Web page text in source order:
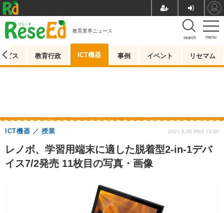
menu
search
教育業界ニュース
ビス 教育行政 ICT機器 事例 イベント リセマム
レノボ、学習用端末に適した脱着型2-in-1デバ
イス7/2発売 11枚目の写真・画像
ICT機器 授業 2021.6.30 Wed 13:50